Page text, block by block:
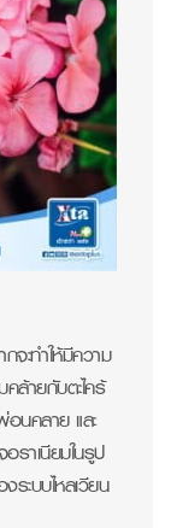
ะทำให้มีความ
ล้ายกับตะไคร้
นคลาย และ
ราเนียมในรูป
ระบบไหลเวียน